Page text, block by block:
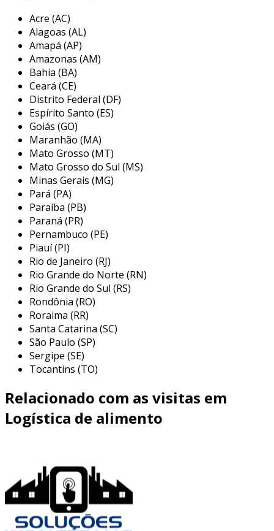
logística de alimentos
operacional é crucial para garantir prazos
rigorosos enquanto se mantém a integridade
dos produtos.
nossas soluções avançadas implementam
tecnologias de otimização de rotas que não só
reduzem o tempo de transporte mas também
diminuem os custos operacionais, melhorando
a margem de lucro e facilitando a gestão de
frotas.
além disso, a aderência às normas de
segurança alimentar reduz riscos, protegendo
sua marca e aumentando a confiança dos
clientes.
aplicações na indústria alimentícia
naindústria alimentícia, manter a qualidade
dos produtos é fundamental para satisfazer
padrões rigorosos e expectativas dos
consumidores.
nossas soluções logísticas especializadas
oferecem controle preciso de temperatura e
umidade, garantindo que produtos perecíveis
processo de distribuição.
reduzindo a possibilidade de deterioração, sua
fidelização e aumento de receita.
especificações técnicas
asespecificações técnicas
Acre (AC)
Alagoas (AL)
Amapá (AP)
Amazonas (AM)
Bahia (BA)
Ceará (CE)
Distrito Federal (DF)
Espírito Santo (ES)
Goiás (GO)
Maranhão (MA)
Mato Grosso (MT)
Mato Grosso do Sul (MS)
Minas Gerais (MG)
Pará (PA)
Paraíba (PB)
Paraná (PR)
Pernambuco (PE)
Piauí (PI)
Rio de Janeiro (RJ)
Rio Grande do Norte (RN)
Rio Grande do Sul (RS)
Rondônia (RO)
Roraima (RR)
Santa Catarina (SC)
São Paulo (SP)
Sergipe (SE)
Tocantins (TO)
Relacionado com as visitas em
Logística de alimento